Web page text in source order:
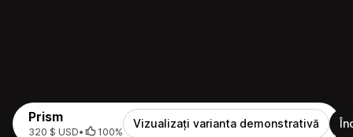
Prism
320 $ USD• 100%
Vizualizați varianta demonstrativă